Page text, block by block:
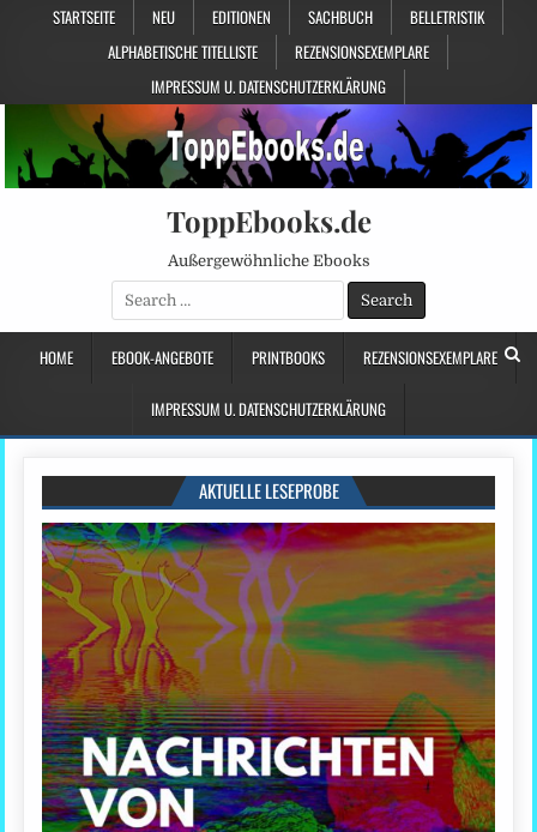
STARTSEITE NEU EDITIONEN SACHBUCH
BELLETRISTIK
ALPHABETISCHE TITELLISTE
REZENSIONSEXEMPLARE
IMPRESSUM U. DATENSCHUTZERKLÄRUNG
ToppEbooks.de
Außergewöhnliche Ebooks
Search
for:
HOME EBOOK-ANGEBOTE PRINTBOOKS REZENSIONSEXEMPLARE
IMPRESSUM U. DATENSCHUTZERKLÄRUNG
AKTUELLE LESEPROBE